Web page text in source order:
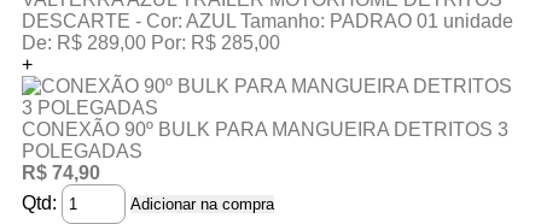
DESCARTE - Cor: AZUL Tamanho: PADRAO 01 unidade
De: R$ 289,00 Por: R$ 285,00
+
CONEXÃO 90º BULK PARA MANGUEIRA DETRITOS 3
POLEGADAS
R$ 74,90
Qtd:
Adicionar na compra